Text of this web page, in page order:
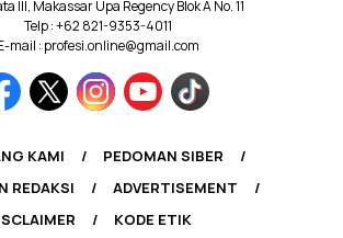
III, Makassar Upa Regency Blok A No. 11
Telp : +62 821-9353-4011
mail : profesi.online@gmail.com
KAMI
PEDOMAN SIBER
REDAKSI
ADVERTISEMENT
KODE ETIK